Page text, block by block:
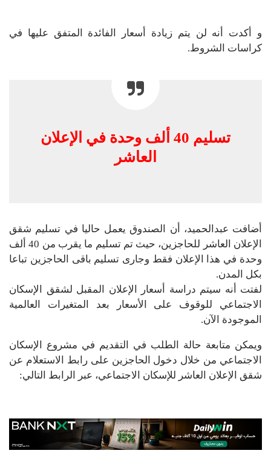
و أكدت أنه لن يتم زيادة أسعار الفائدة المتفق عليها في
كراسات الشروط.
تسليم 40 ألف وحدة في الإعلان
العاشر
أضافت عبدالحميد، أن الصندوق يعمل حاليا في تسليم شقق
الإعلان العاشر للحاجزين، حيث تم تسليم ما يقرب من 40 ألف
وحدة في هذا الإعلان فقط وجارى تسليم باقى الحاجزين تباعا
بكل المدن.
لفتت أنه سيتم دراسة أسعار الإعلان المقبل لشقق الإسكان
الاجتماعي للوقوف على الأسعار بعد المتغيرات العالمية
الموجودة الآن.
ويمكن متابعة حالة الطلب في التقديم في مشروع الإسكان
الاجتماعي من خلال دخول الحاجزين على رابط الاستعلام عن
شقق الإعلان العاشر للإسكان الاجتماعي، عبر الرابط التالي: